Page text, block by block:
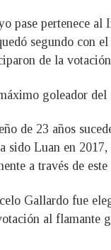
pase pertenece
segundo con
de la
goleador
de 23 años
sido Luan en
a través de
Gallardo fue
al flamante